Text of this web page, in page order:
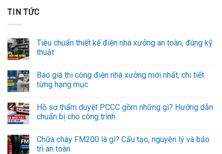
TIN TỨC
Tiêu chuẩn thiết kế điện nhà xưởng an toàn, đúng kỹ
thuật
Báo giá thi công điện nhà xưởng mới nhất, chi tiết
từng hạng mục
Hồ sơ thẩm duyệt PCCC gồm những gì? Hướng dẫn
chuẩn bị cho công trình
Chữa cháy FM200 là gì? Cấu tạo, nguyên lý và bảo
trì an toàn